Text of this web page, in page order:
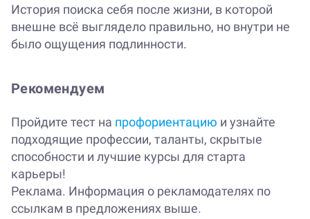
История поиска себя после жизни, в которой
внешне всё выглядело правильно, но внутри не
было ощущения подлинности.
Рекомендуем
Пройдите тест на профориентацию и узнайте
подходящие профессии, таланты, скрытые
способности и лучшие курсы для старта
карьеры!
Реклама. Информация о рекламодателях по
ссылкам в предложениях выше.